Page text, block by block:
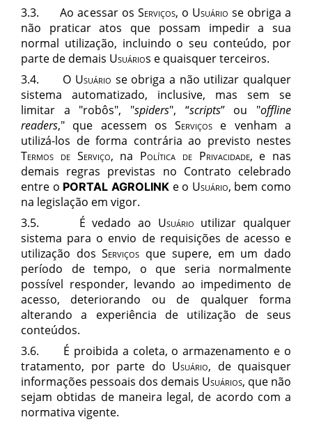
3.3. Ao acessar os Serviços, o Usuário se obriga a
não praticar atos que possam impedir a sua
normal utilização, incluindo o seu conteúdo, por
parte de demais Usuários e quaisquer terceiros.
3.4. O Usuário se obriga a não utilizar qualquer
sistema automatizado, inclusive, mas sem se
limitar a "robôs", "spiders", “scripts” ou "offline
readers," que acessem osServiços e venham a
utilizá-los de forma contrária ao previsto nestes
Termos de Serviço, na Política de Privacidade, e nas
demais regras previstas no Contrato celebrado
entre o PORTAL AGROLINKe o Usuário, bem como
na legislação em vigor.
3.5. É vedado ao Usuário utilizar qualquer
sistema para o envio de requisições de acesso e
utilização dos Serviços que supere, em um dado
período de tempo, o que seria normalmente
possível responder, levando ao impedimento de
acesso, deteriorando ou de qualquer forma
alterando a experiência de utilização de seus
conteúdos.
3.6. É proibida a coleta, o armazenamento e o
tratamento, por parte do Usuário, de quaisquer
informações pessoais dos demais Usuários, que não
sejam obtidas de maneira legal, de acordo com a
normativa vigente.